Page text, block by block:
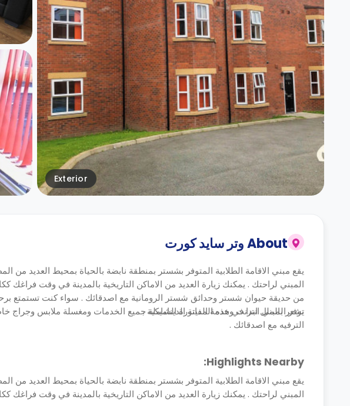
Exterior
Aboutوتر سايد كورت
يقع مبني الاقامة الطلابية المتوفر بشستر بمنطقة نابضة بالحياة بمحيط العديد
المبني لراحتك . يمكنك زيارة العديد من الاماكن التاريخية بالمدينة في وقت
من حديقة حيوان شستر وحدائق شستر الرومانية مع اصدقائك . سواء كنت تستمتع
تشعر بالملل ابدا في هذه المدينة الديناميكية .
يوفر المبني انترنت وخدمة الفاتورة الشاملة جميع الخدمات ومغسلة ملابس وجراج
الترفيه مع اصدقائك .
Highlights Nearby:
يقع مبني الاقامة الطلابية المتوفر بشستر بمنطقة نابضة بالحياة بمحيط العديد
المبني لراحتك . يمكنك زيارة العديد من الاماكن التاريخية بالمدينة في وقت فراغك